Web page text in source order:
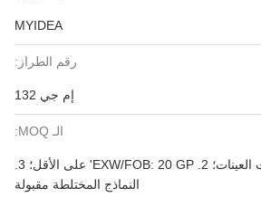
MYIDEA
رقم الطراز:
إم جي 132
الـ MOQ:
1. يتم الترحيب بطلبات العينات؛ 2. EXW/FOB: 20 ​​GP' على الأقل؛ 3.
النماذج المختلطة مقبولة